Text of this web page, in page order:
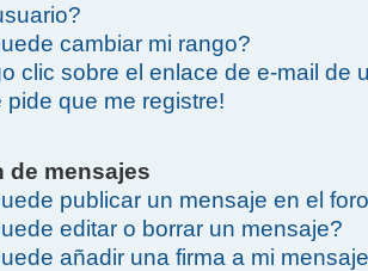
cambiar mi rango?
clic sobre el enlace de e-mail de
pide que me registre!
de mensajes
publicar un mensaje en el
editar o borrar un mensaje?
añadir una firma a mi